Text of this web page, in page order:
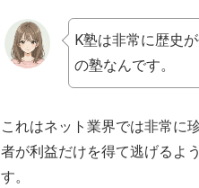
K塾は非常に歴史
の塾なんです。
これはネット業界では非常に
者が利益だけを得て逃げるよ
す。